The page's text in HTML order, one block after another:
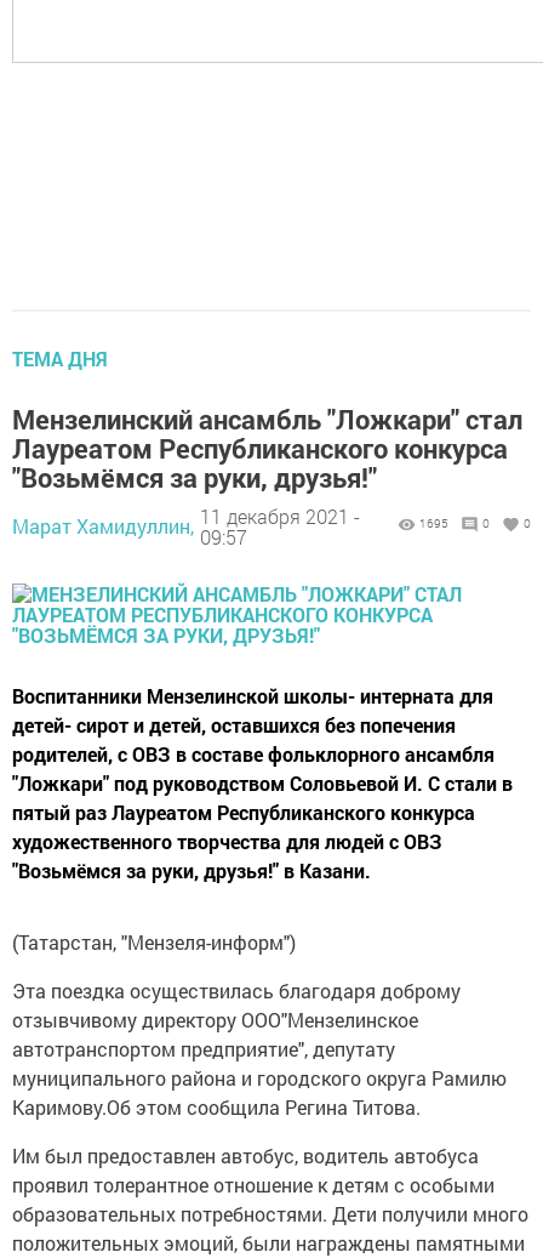
ТЕМА ДНЯ
Мензелинский ансамбль "Ложкари" стал
Лауреатом Республиканского конкурса
"Возьмёмся за руки, друзья!"
Марат Хамидуллин, 11 декабря 2021 -
09:57
1695 0 0
Воспитанники Мензелинской школы- интерната для
детей- сирот и детей, оставшихся без попечения
родителей, с ОВЗ в составе фольклорного ансамбля
"Ложкари" под руководством Соловьевой И. С стали в
пятый раз Лауреатом Республиканского конкурса
художественного творчества для людей с ОВЗ
"Возьмёмся за руки, друзья!" в Казани.
(Татарстан, "Мензеля-информ")
Эта поездка осуществилась благодаря доброму
отзывчивому директору ООО"Мензелинское
автотранспортом предприятие", депутату
муниципального района и городского округа Рамилю
Каримову.Об этом сообщила Регина Титова.
Им был предоставлен автобус, водитель автобуса
проявил толерантное отношение к детям с особыми
образовательных потребностями. Дети получили много
положительных эмоций, были награждены памятными